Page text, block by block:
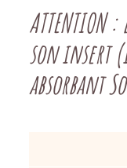
ATTENTION
son insert
absorbant